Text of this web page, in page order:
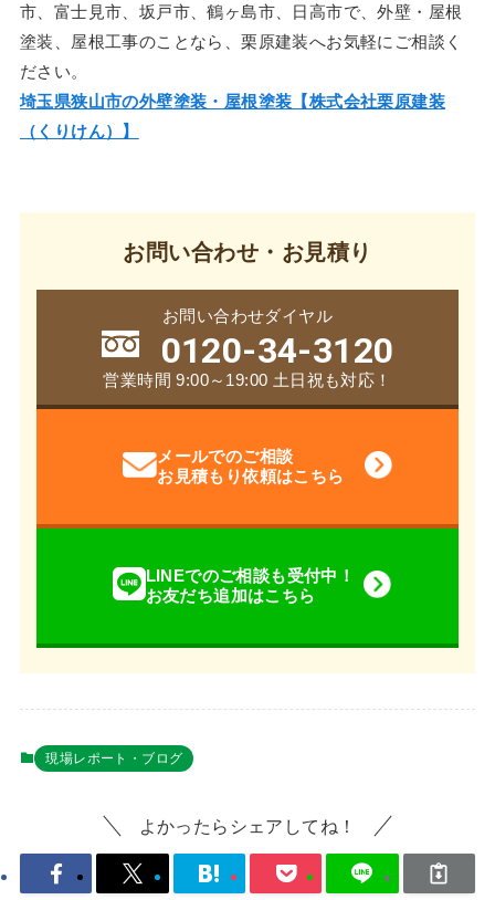
市、富士見市、坂戸市、鶴ヶ島市、日高市で、外壁・屋根
塗装、屋根工事のことなら、栗原建装へお気軽にご相談く
ださい。
埼玉県狭山市の外壁塗装・屋根塗装【株式会社栗原建装
（くりけん）】
お問い合わせ・お見積り
お問い合わせダイヤル
0120-34-3120
営業時間 9:00～19:00 土日祝も対応！
メールでのご相談
お見積もり依頼はこちら
LINEでのご相談も受付中！
お友だち追加はこちら
現場レポート・ブログ
よかったらシェアしてね！